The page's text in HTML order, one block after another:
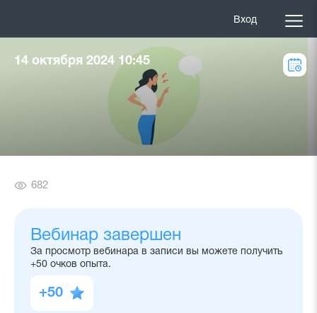
Вход
14 октября 2024 10:45
Количество
682
Вебинар завершен
За просмотр вебинара в записи вы можете получить
+50 очков опыта.
+50